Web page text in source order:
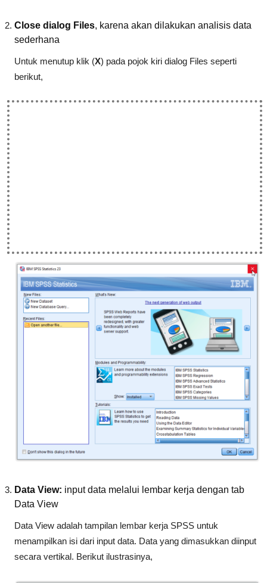
Close dialog Files, karena akan dilakukan analisis data
sederhana
Untuk menutup klik (X) pada pojok kiri dialog Files seperti
berikut,
Data View: input data melalui lembar kerja dengan tab
Data View
Data View adalah tampilan lembar kerja SPSS untuk
menampilkan isi dari input data. Data yang dimasukkan diinput
secara vertikal. Berikut ilustrasinya,